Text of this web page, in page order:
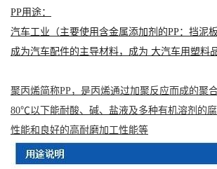
PP用途：
汽车工业（主要使用含金属添加剂的PP：挡泥
成为汽车配件的主导材料，成为 大汽车用塑料
聚丙烯简称PP，是丙烯通过加聚反应而成的聚
80℃以下能耐酸、碱、盐液及多种有机溶剂的
性能和良好的高耐磨加工性能等